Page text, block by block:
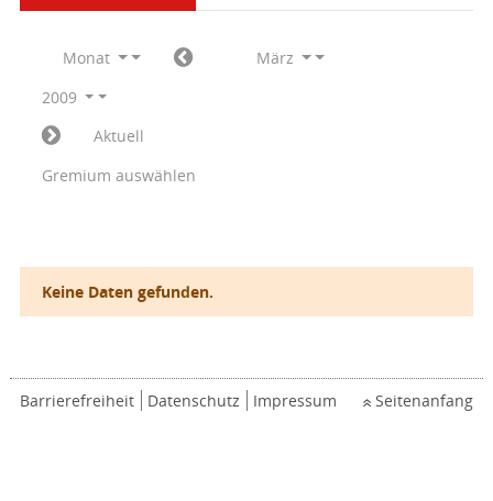
Monat
März
2009
Aktuell
Gremium auswählen
Keine Daten gefunden.
Barrierefreiheit Datenschutz Impressum Seitenanfang